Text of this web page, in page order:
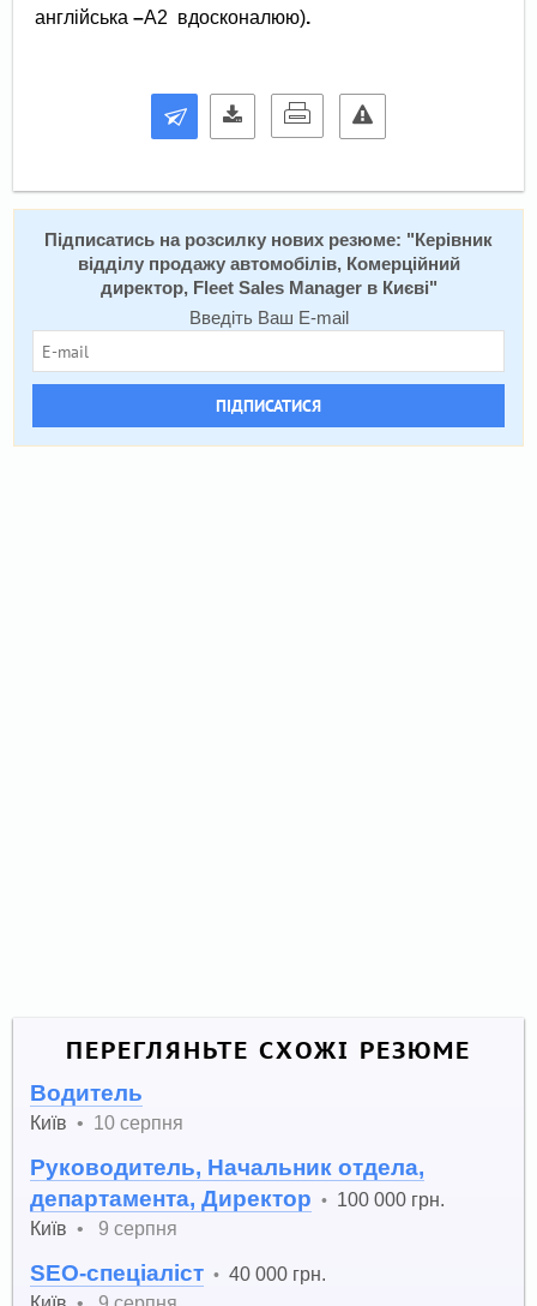
англійська –A2 вдосконалюю).
Підписатись на розсилку нових резюме: " Керівник
відділу продажу автомобілів, Комерційний
директор, Fleet Sales Manager в Києві"
Введіть Ваш E-mail
ПІДПИСАТИСЯ
ПЕРЕГЛЯНЬТЕ СХОЖІ РЕЗЮМЕ
Водитель
Київ • 10 серпня
Руководитель, Начальник отдела,
департамента, Директор • 100 000 грн.
Київ • 9 серпня
SEO-спеціаліст •40 000 грн.